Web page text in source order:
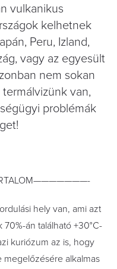
vulkanikus
kelhetnek
Peru, Izland,
vagy az egyesült
nem sokan
van,
problémák
hely van, ami azt
án található +30°C-
kuriózum az is, hogy
alkalmas